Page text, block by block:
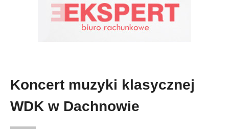
Koncert muzyki klasycznej
WDK w Dachnowie